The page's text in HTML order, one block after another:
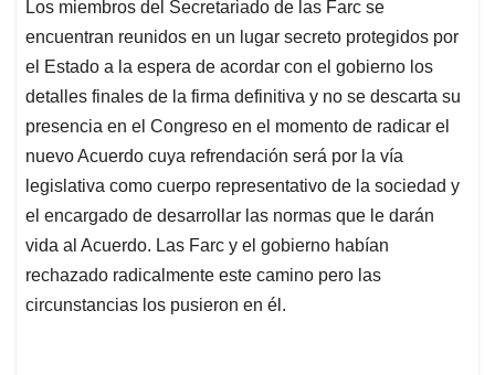
Los miembros del Secretariado de las Farc se
encuentran reunidos en un lugar secreto protegidos por
el Estado a la espera de acordar con el gobierno los
detalles finales de la firma definitiva y no se descarta su
presencia en el Congreso en el momento de radicar el
nuevo Acuerdo cuya refrendación será por la vía
legislativa como cuerpo representativo de la sociedad y
el encargado de desarrollar las normas que le darán
vida al Acuerdo. Las Farc y el gobierno habían
rechazado radicalmente este camino pero las
circunstancias los pusieron en él.